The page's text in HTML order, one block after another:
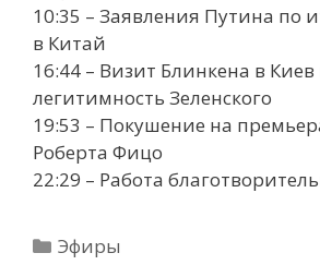
10:35 – Заявления Путина по
в Китай
16:44 – Визит Блинкена в Киев
легитимность Зеленского
19:53 – Покушение на
Роберта Фицо
22:29 – Работа
Рубрики
Эфиры